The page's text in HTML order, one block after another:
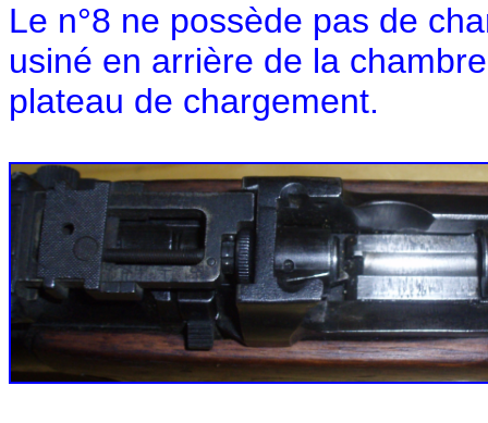
Le n°8 ne possède pas de
usiné en arrière de la
plateau de chargement.